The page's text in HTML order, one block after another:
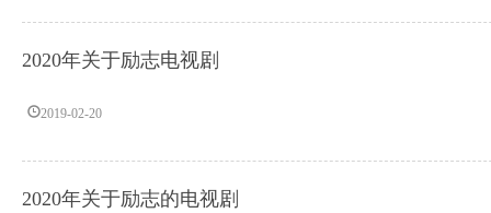
2020年关于励志电视剧
2019-02-20
2020年关于励志的电视剧